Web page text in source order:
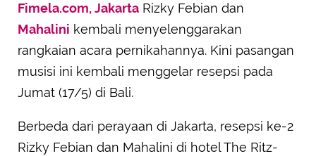
Fimela.com, Jakarta Rizky Febian dan
Mahalini kembali menyelenggarakan
rangkaian acara pernikahannya. Kini pasangan
musisi ini kembali menggelar resepsi pada
Jumat (17/5) di Bali.
Berbeda dari perayaan di Jakarta, resepsi ke-2
Rizky Febian dan Mahalini di hotel The Ritz-